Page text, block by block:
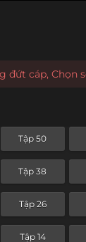
đứt cáp, Chọn
Tập 50
Tập 38
Tập 26
Tập 14